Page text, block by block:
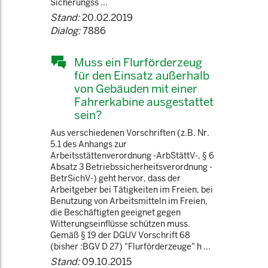
Sicherungss ...
Stand:20.02.2019
Dialog:7886
Muss ein Flurförderzeug
für den Einsatz außerhalb
von Gebäuden mit einer
Fahrerkabine ausgestattet
sein?
Aus verschiedenen Vorschriften (z.B. Nr.
5.1 des Anhangs zur
Arbeitsstättenverordnung -ArbStättV-, § 6
Absatz 3 Betriebssicherheitsverordnung -
BetrSichV-) geht hervor, dass der
Arbeitgeber bei Tätigkeiten im Freien, bei
Benutzung von Arbeitsmitteln im Freien,
die Beschäftigten geeignet gegen
Witterungseinflüsse schützen muss.
Gemäß § 19 der DGUV Vorschrift 68
(bisher :BGV D 27) "Flurförderzeuge" h ...
Stand:09.10.2015